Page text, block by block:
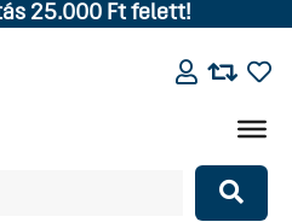
25.000 Ft felett!